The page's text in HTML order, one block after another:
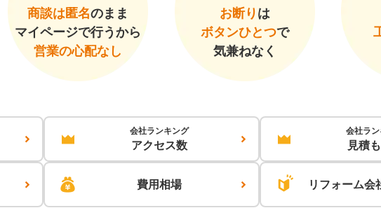
商談は匿名のまま
マイページで行うから
営業の心配なし
お断り は
ボタンひとつで
気兼ねなく
会社ランキング
アクセス数
会社ラ
見積
費用相場 リフォーム会